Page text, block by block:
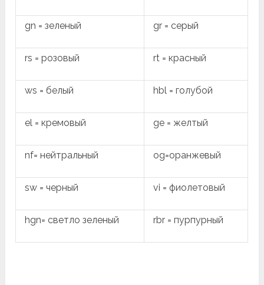
gn = зеленый gr = серый
rs = розовый rt = красный
ws = белый hbl = голубой
el = кремовый ge = желтый
nf= нейтральный og=оранжевый
sw = черный vi = фиолетовый
hgn= светло зеленый rbr = пурпурный